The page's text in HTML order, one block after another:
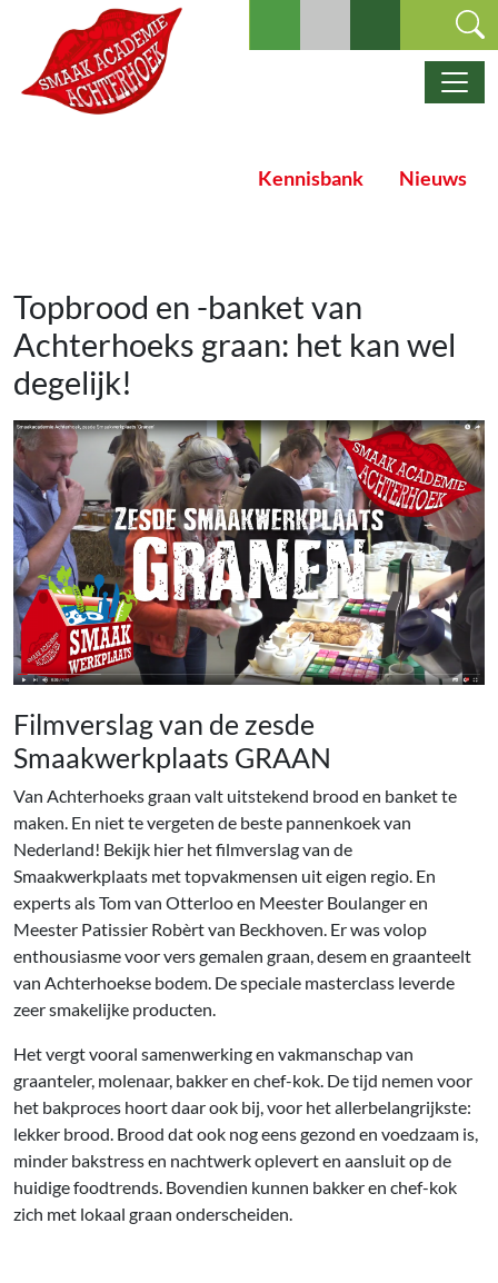
Ga naar de inhoud
Hoofdnavigatie
Kennisbank Nieuws
Topbrood en -banket van
Achterhoeks graan: het kan wel
degelijk!
Filmverslag van de zesde
Smaakwerkplaats GRAAN
Van Achterhoeks graan valt uitstekend brood en banket te
maken. En niet te vergeten de beste pannenkoek van
Nederland! Bekijk hier het filmverslag van de
Smaakwerkplaats met topvakmensen uit eigen regio. En
experts als Tom van Otterloo en Meester Boulanger en
Meester Patissier Robèrt van Beckhoven. Er was volop
enthousiasme voor vers gemalen graan, desem en graanteelt
van Achterhoekse bodem. De speciale masterclass leverde
zeer smakelijke producten.
Het vergt vooral samenwerking en vakmanschap van
graanteler, molenaar, bakker en chef-kok. De tijd nemen voor
het bakproces hoort daar ook bij, voor het allerbelangrijkste:
lekker brood. Brood dat ook nog eens gezond en voedzaam is,
minder bakstress en nachtwerk oplevert en aansluit op de
huidige foodtrends. Bovendien kunnen bakker en chef-kok
zich met lokaal graan onderscheiden.